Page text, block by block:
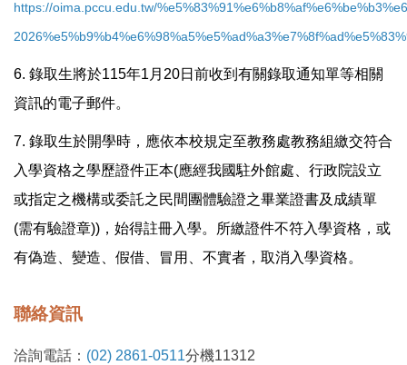
https://oima.pccu.edu.tw/
6. 錄取生將於115年1月20日前收到有關錄取通知單等相關
資訊的電子郵件。
7. 錄取生於開學時，應依本校規定至教務處教務組繳交符合
入學資格之學歷證件正本(應經我國駐外館處、行政院設立
或指定之機構或委託之民間團體驗證之畢業證書及成績單
(需有驗證章))，始得註冊入學。所繳證件不符入學資格，或
有偽造、變造、假借、冒用、不實者，取消入學資格。
聯絡資訊
洽詢電話： (02) 2861-0511分機11312